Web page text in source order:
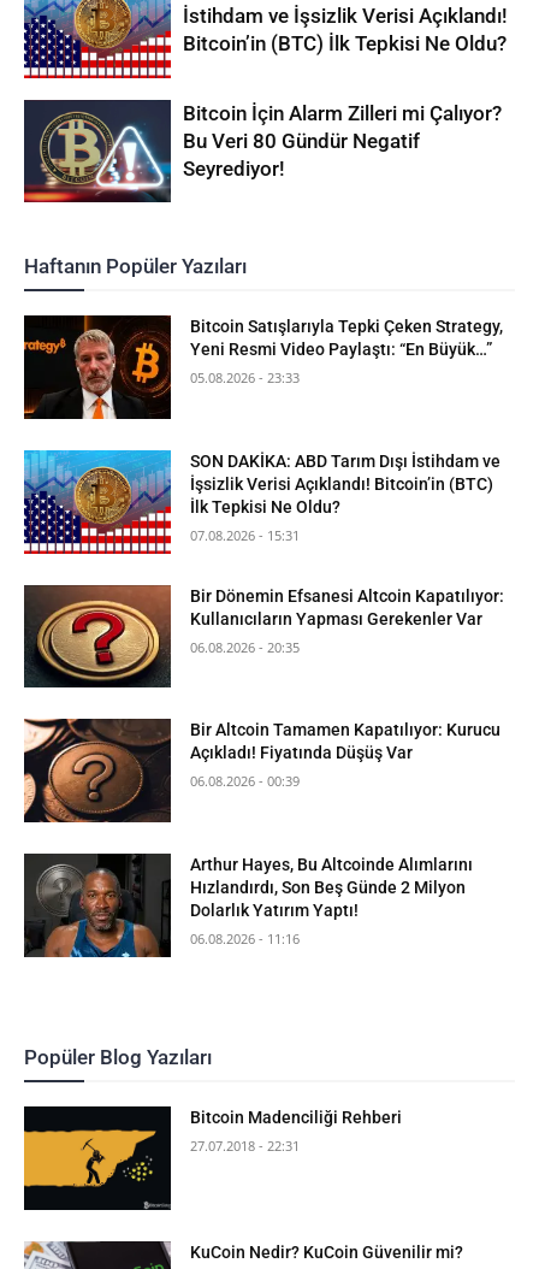
İstihdam ve İşsizlik Verisi Açıklandı!
Bitcoin’in (BTC) İlk Tepkisi Ne Oldu?
Bitcoin İçin Alarm Zilleri mi Çalıyor?
Bu Veri 80 Gündür Negatif
Seyrediyor!
Haftanın Popüler Yazıları
Bitcoin Satışlarıyla Tepki Çeken Strategy,
Yeni Resmi Video Paylaştı: “En Büyük…”
05.08.2026 - 23:33
SON DAKİKA: ABD Tarım Dışı İstihdam ve
İşsizlik Verisi Açıklandı! Bitcoin’in (BTC)
İlk Tepkisi Ne Oldu?
07.08.2026 - 15:31
Bir Dönemin Efsanesi Altcoin Kapatılıyor:
Kullanıcıların Yapması Gerekenler Var
06.08.2026 - 20:35
Bir Altcoin Tamamen Kapatılıyor: Kurucu
Açıkladı! Fiyatında Düşüş Var
06.08.2026 - 00:39
Arthur Hayes, Bu Altcoinde Alımlarını
Hızlandırdı, Son Beş Günde 2 Milyon
Dolarlık Yatırım Yaptı!
06.08.2026 - 11:16
Popüler Blog Yazıları
Bitcoin Madenciliği Rehberi
27.07.2018 - 22:31
KuCoin Nedir? KuCoin Güvenilir mi?